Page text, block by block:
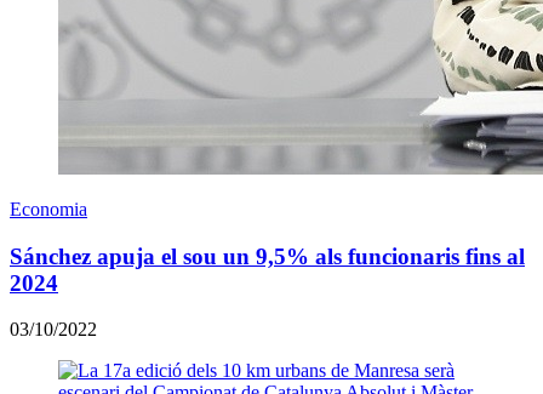
Economia
Sánchez apuja el sou un 9,5% als funcionaris fins al
2024
03/10/2022